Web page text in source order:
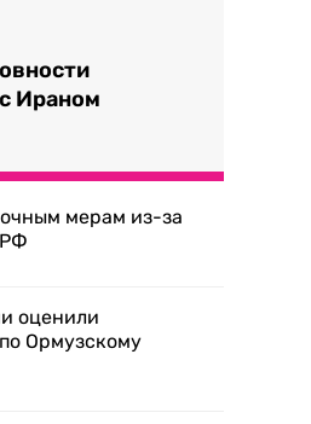
Ираном
мерам из-за
оценили
Ормузскому